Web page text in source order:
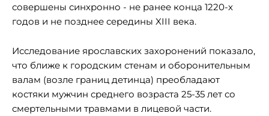
совершены синхронно - не ранее конца 1220-х
годов и не позднее середины XIII века.
Исследование ярославских захоронений показало,
что ближе к городским стенам и оборонительным
валам (возле границ детинца) преобладают
костяки мужчин среднего возраста 25-35 лет со
смертельными травмами в лицевой части.